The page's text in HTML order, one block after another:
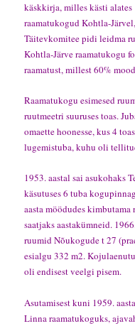
käskkirja, milles kästi
raamatukogud Kohtla-
Täitevkomitee pidi leidma
Kohtla-Järve raamatukogu
raamatust, millest 60%
Raamatukogu esimesed
ruutmeetri suuruses toas.
omaette hoonesse, kus 4
lugemistuba, kuhu oli
1953. aastal sai asukohaks
käsutuses 6 tuba
aasta möödudes
saatjaks aastakümneid.
ruumid Nõukogude t 27
esialgu 332 m2.
oli endisest veelgi pisem.
Asutamisest kuni 1959.
Linna raamatukoguks,